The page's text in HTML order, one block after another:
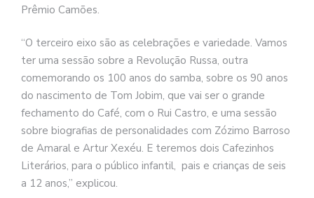
Prêmio Camões.
“O terceiro eixo são as celebrações e variedade. Vamos
ter uma sessão sobre a Revolução Russa, outra
comemorando os 100 anos do samba, sobre os 90 anos
do nascimento de Tom Jobim, que vai ser o grande
fechamento do Café, com o Rui Castro, e uma sessão
sobre biografias de personalidades com Zózimo Barroso
de Amaral e Artur Xexéu. E teremos dois Cafezinhos
Literários, para o público infantil, pais e crianças de seis
a 12 anos,” explicou.